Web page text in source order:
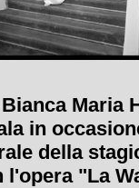
Maria
in
della
l'opera "La